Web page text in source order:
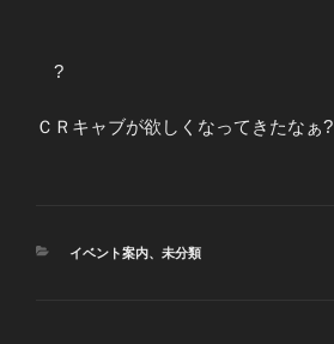
?
ＣＲキャブが欲しくなってきたなぁ?
カ
イベント案内、 未分類